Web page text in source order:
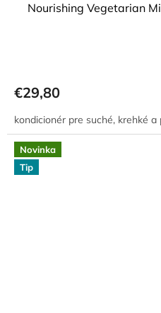
Nourishing Vegetarian
€29,80
kondicionér pre suché, krehké a
Novinka
Tip